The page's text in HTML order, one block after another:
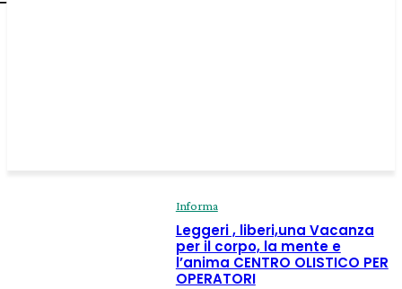
Informa
Leggeri , liberi,una Vacanza
per il corpo, la mente e
l’anima CENTRO OLISTICO PER
OPERATORI